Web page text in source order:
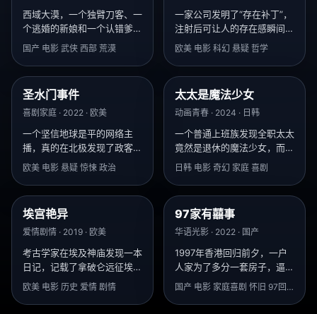
西域大漠，一个独臂刀客、一
个逃婚的新娘和一个认错爹的
异族少年，共争一匹能救万人
国产 电影 武侠 西部 荒漠
一家公司发明了“存在补丁”，
注射后可让人的存在感瞬间爆
棚，但副作用是在你爱的人记
欧美 电影 科幻 悬疑 哲学
圣水门事件
喜剧家庭 · 2022 · 欧美
一个坚信地球是平的网络主
播，真的在北极发现了政客们
“追杀地平说者”的秘密基地。
欧美 电影 悬疑 惊悚 政治
太太是魔法少女
动画青春 · 2024 · 日韩
一个普通上班族发现全职太太
竟然是退休的魔法少女，而她
的魔法扫帚正在被用来晾被
日韩 电影 奇幻 家庭 喜剧
埃宫艳异
爱情剧情 · 2019 · 欧美
考古学家在埃及神庙发现一本
日记，记载了拿破仑远征埃及
时与当地女祭司的秘密恋情。
欧美 电影 历史 爱情 剧情
97家有囍事
华语光影 · 2022 · 国产
1997年香港回归前夕，一户
人家为了多分一套房子，逼着
家里最老实的儿子在6月30号
国产 电影 家庭喜剧 怀旧 97回归